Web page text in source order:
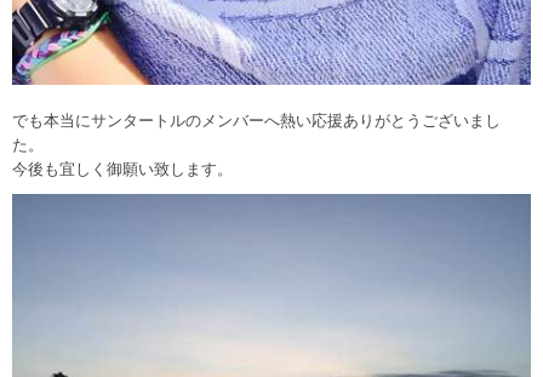
でも本当にサンタートルのメンバーへ熱い応援ありがとうございまし
た。
今後も宜しく御願い致します。